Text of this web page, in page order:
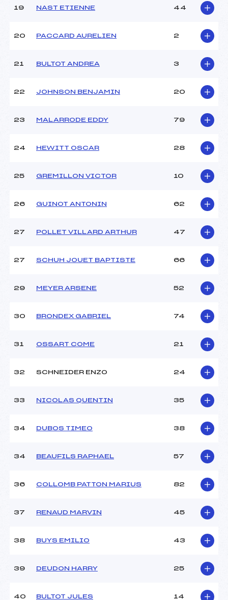
19 NAST ETIENNE 44
20 PACCARD AURELIEN 2
21 BULTOT ANDREA 3
22 JOHNSON BENJAMIN 20
23 MALARRODE EDDY 79
24 HEWITT OSCAR 28
25 GREMILLON VICTOR 10
26 GUINOT ANTONIN 62
27 POLLET VILLARD ARTHUR 47
27 SCHUH JOUET BAPTISTE 66
29 MEYER ARSENE 52
30 BRONDEX GABRIEL 74
31 OSSART COME 21
32 SCHNEIDER ENZO 24
33 NICOLAS QUENTIN 35
34 DUBOS TIMEO 38
34 BEAUFILS RAPHAEL 57
36 COLLOMB PATTON MARIUS 82
37 RENAUD MARVIN 45
38 BUYS EMILIO 43
39 DEUDON HARRY 25
40 BULTOT JULES 14